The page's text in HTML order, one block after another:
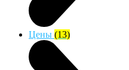
Цены (13)